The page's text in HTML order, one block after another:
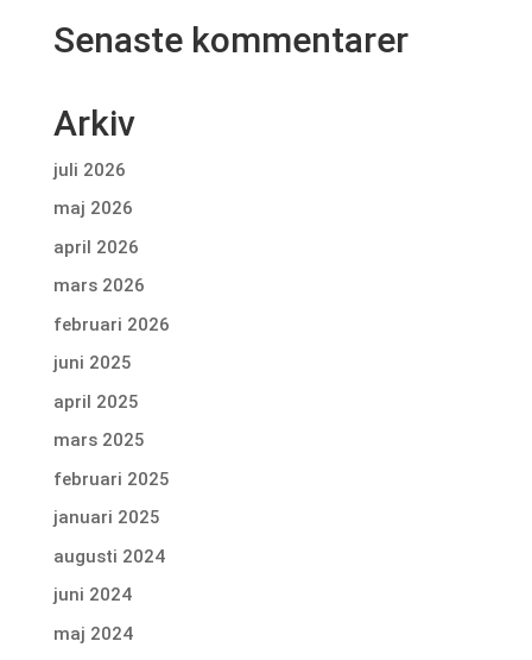
Senaste kommentarer
Arkiv
juli 2026
maj 2026
april 2026
mars 2026
februari 2026
juni 2025
april 2025
mars 2025
februari 2025
januari 2025
augusti 2024
juni 2024
maj 2024